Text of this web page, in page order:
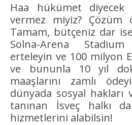
Haa hükümet
vermez miyiz? Çözüm
Tamam, bütçeniz dar ise
Solna-Arena
erteleyin ve 100 milyon
ve bununla 10 yıl
maaşlarını zamlı
dünyada sosyal hakları
tanınan İsveç halkı
hizmetlerini alabilsin!